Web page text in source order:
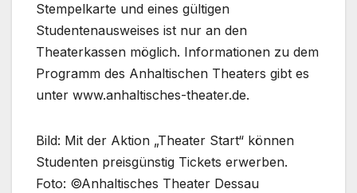
Stempelkarte und eines gültigen
Studentenausweises ist nur an den
Theaterkassen möglich. Informationen zu dem
Programm des Anhaltischen Theaters gibt es
unter www.anhaltisches-theater.de.
Bild: Mit der Aktion „Theater Start“ können
Studenten preisgünstig Tickets erwerben.
Foto: ©Anhaltisches Theater Dessau